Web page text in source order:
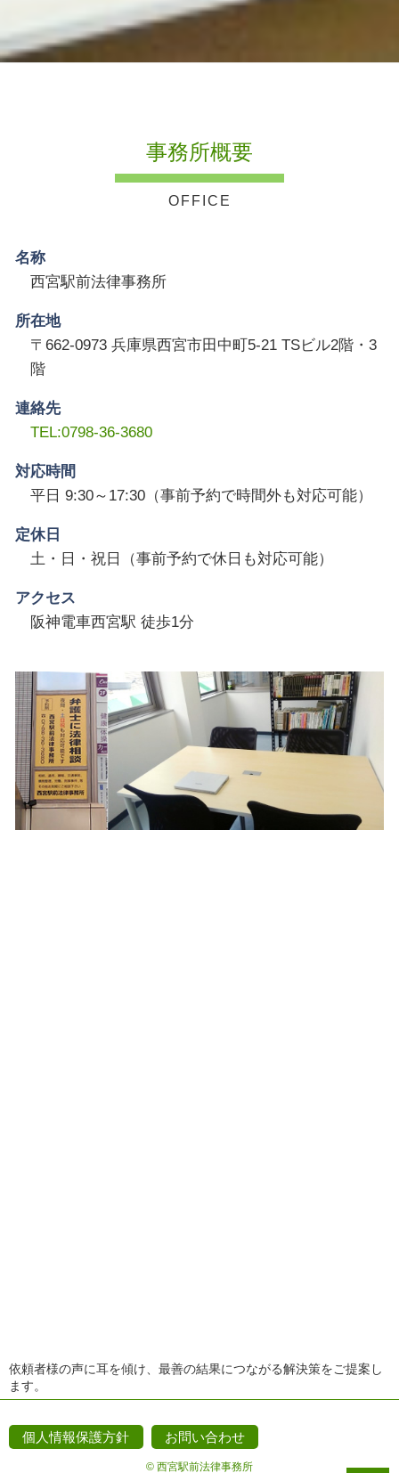
事務所概要
名称
西宮駅前法律事務所
所在地
〒662-0973 兵庫県西宮市田中町5-21 TSビル2階・3
階
連絡先
TEL:0798-36-3680
対応時間
平日 9:30～17:30（事前予約で時間外も対応可能）
定休日
土・日・祝日（事前予約で休日も対応可能）
アクセス
阪神電車西宮駅 徒歩1分
依頼者様の声に耳を傾け、最善の結果につながる解決策をご提案し
ます。
個人情報保護方針 お問い合わせ
© 西宮駅前法律事務所